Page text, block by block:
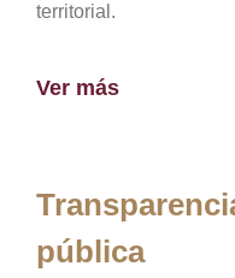
territorial.
Ver más
pública